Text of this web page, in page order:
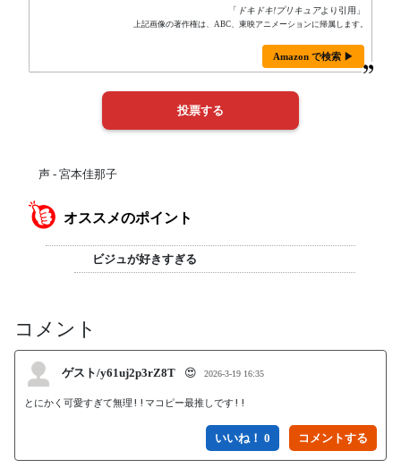
「 ドキドキ!プリキュアより引用」
上記画像の著作権は、ABC、東映アニメーションに帰属します。
Amazon で検索 ▶
声 - 宮本佳那子
オススメのポイント
ビジュが好きすぎる
コメント
ゲスト/y61uj2p3rZ8T 😍 2026-3-19 16:35
とにかく可愛すぎて無理!!マコピー最推しです!!
いいね！ 0